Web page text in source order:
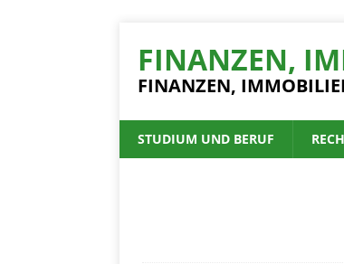
FINANZEN,
FINANZEN,
STUDIUM UND BERUF